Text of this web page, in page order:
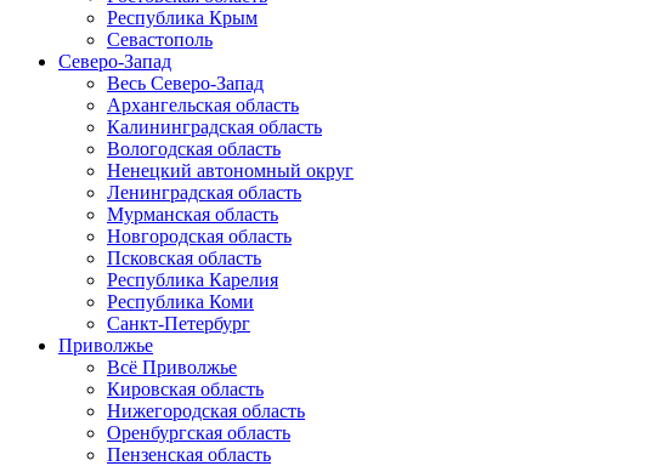
Республика Крым
Севастополь
Северо-Запад
Весь Северо-Запад
Архангельская область
Калининградская область
Вологодская область
Ненецкий автономный округ
Ленинградская область
Мурманская область
Новгородская область
Псковская область
Республика Карелия
Республика Коми
Санкт-Петербург
Приволжье
Всё Приволжье
Кировская область
Нижегородская область
Оренбургская область
Пензенская область